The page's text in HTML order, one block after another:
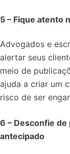
5 – Fique atento
Advogados e
alertar seus
meio de
ajuda a criar um
risco de ser
6 – Desconfie de
antecipado